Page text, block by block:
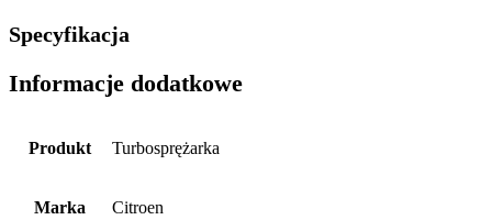
Specyfikacja
Informacje dodatkowe
Produkt Turbosprężarka
Marka Citroen